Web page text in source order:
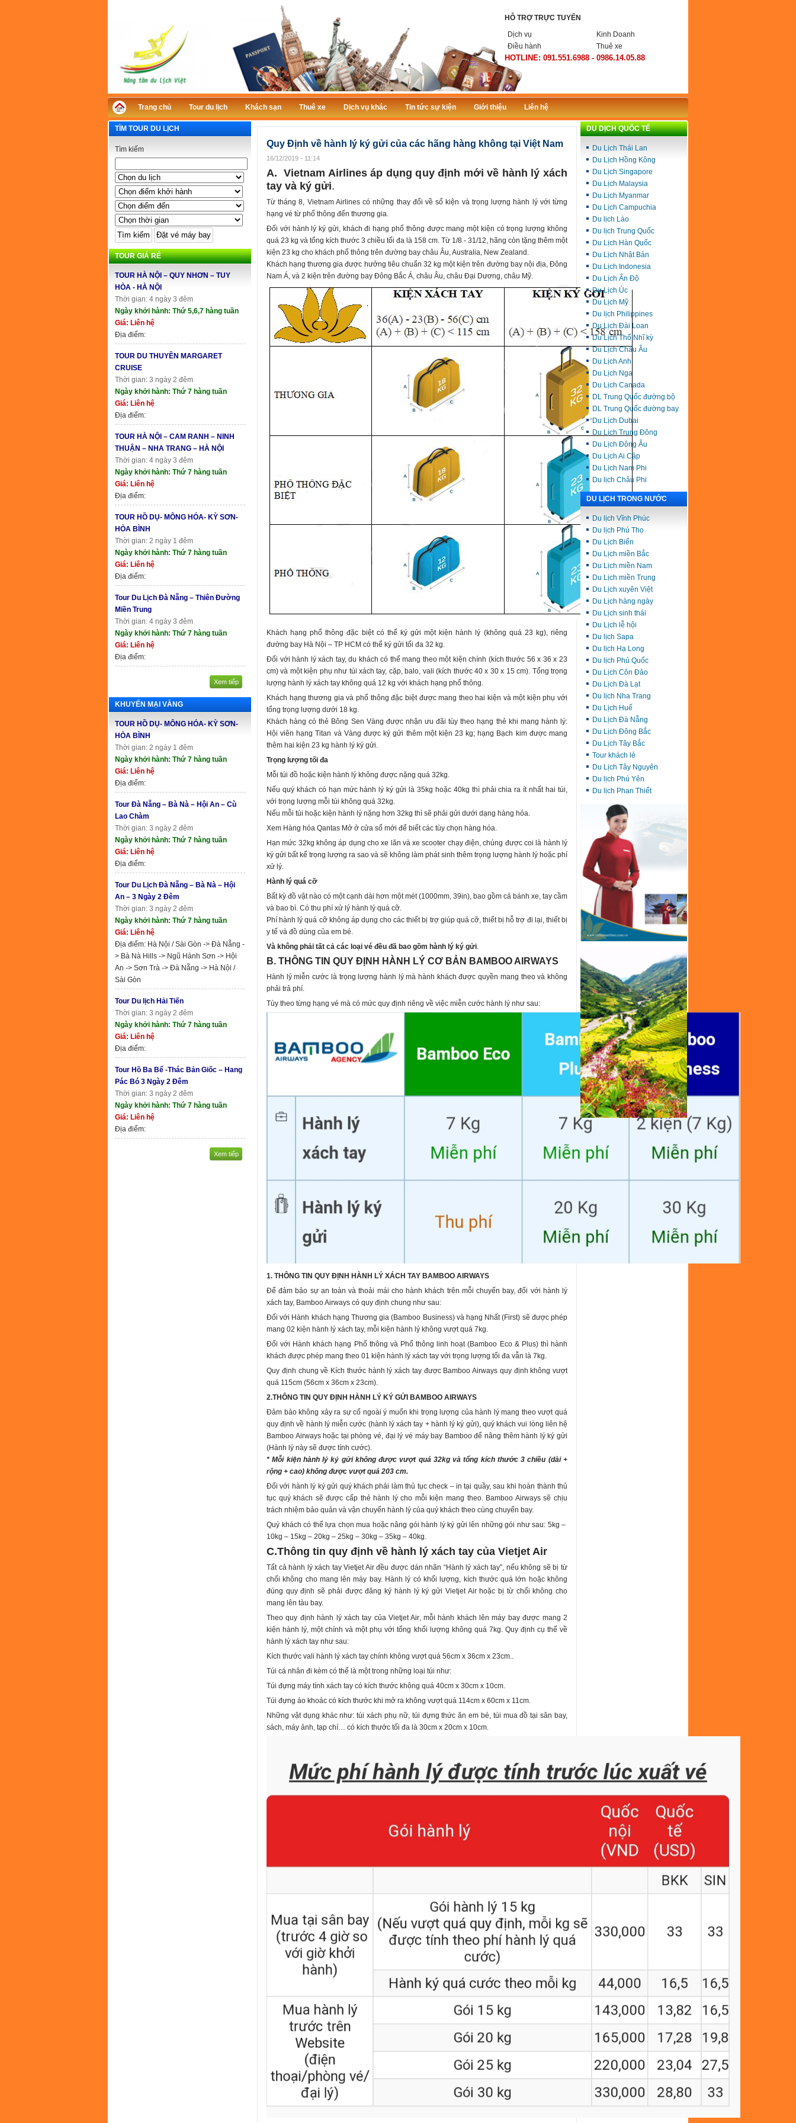
HỖ TRỢ TRỰC TUYẾN
Dịch vụ
Kinh Doanh
Điều hành
Thuê xe
HOTLINE: 091.551.6988 - 0986.14.05.88
Trang chủ Tour du lịch Khách sạn Thuê xe Dịch vụ khác Tin tức sự kiện Giới thiệu Liên hệ
TÌM TOUR DU LỊCH
Tìm kiếm
TOUR GIÁ RẺ
TOUR HÀ NỘI – QUY NHƠN – TUY
HÒA - HÀ NỘI
Thời gian: 4 ngày 3 đêm
Ngày khởi hành: Thứ 5,6,7 hàng tuần
Giá: Liên hệ
Địa điểm:
TOUR DU THUYỀN MARGARET
CRUISE
Thời gian: 3 ngày 2 đêm
Ngày khởi hành: Thứ 7 hàng tuần
Giá: Liên hệ
Địa điểm:
TOUR HÀ NỘI – CAM RANH – NINH
THUẬN – NHA TRANG – HÀ NỘI
Thời gian: 4 ngày 3 đêm
Ngày khởi hành: Thứ 7 hàng tuần
Giá: Liên hệ
Địa điểm:
TOUR HỒ DỤ- MÔNG HÓA- KỲ SƠN-
HÒA BÌNH
Thời gian: 2 ngày 1 đêm
Ngày khởi hành: Thứ 7 hàng tuần
Giá: Liên hệ
Địa điểm:
Tour Du Lịch Đà Nẵng – Thiên Đường
Miền Trung
Thời gian: 4 ngày 3 đêm
Ngày khởi hành: Thứ 7 hàng tuần
Giá: Liên hệ
Địa điểm:
Xem tiếp
KHUYẾN MẠI VÀNG
TOUR HỒ DỤ- MÔNG HÓA- KỲ SƠN-
HÒA BÌNH
Thời gian: 2 ngày 1 đêm
Ngày khởi hành: Thứ 7 hàng tuần
Giá: Liên hệ
Địa điểm:
Tour Đà Nẵng – Bà Nà – Hội An – Cù
Lao Chàm
Thời gian: 3 ngày 2 đêm
Ngày khởi hành: Thứ 7 hàng tuần
Giá: Liên hệ
Địa điểm:
Tour Du Lịch Đà Nẵng – Bà Nà – Hội
An – 3 Ngày 2 Đêm
Thời gian: 3 ngày 2 đêm
Ngày khởi hành: Thứ 7 hàng tuần
Giá: Liên hệ
Địa điểm: Hà Nội / Sài Gòn -> Đà Nẵng -
> Bà Nà Hills -> Ngũ Hành Sơn -> Hội
An -> Sơn Trà -> Đà Nẵng -> Hà Nội /
Sài Gòn
Tour Du lịch Hải Tiến
Thời gian: 3 ngày 2 đêm
Ngày khởi hành: Thứ 7 hàng tuần
Giá: Liên hệ
Địa điểm:
Tour Hồ Ba Bể -Thác Bản Giốc – Hang
Pác Bó 3 Ngày 2 Đêm
Thời gian: 3 ngày 2 đêm
Ngày khởi hành: Thứ 7 hàng tuần
Giá: Liên hệ
Địa điểm:
Xem tiếp
Quy Định về hành lý ký gửi của các hãng hàng không tại Việt Nam
16/12/2019 - 11:14
A. Vietnam Airlines áp dụng quy định mới về hành lý xách
tay và ký gửi.
Từ tháng 8, Vietnam Airlines có những thay đổi về số kiện và trọng lượng hành lý với từng
hạng vé từ phổ thông đến thương gia.
Đối với hành lý ký gửi, khách đi hạng phổ thông được mang một kiện có trọng lượng không
quá 23 kg và tổng kích thước 3 chiều tối đa là 158 cm. Từ 1/8 - 31/12, hãng còn tặng thêm một
kiện 23 kg cho khách phổ thông trên đường bay châu Âu, Australia, New Zealand.
Khách hạng thương gia được hưởng tiêu chuẩn 32 kg một kiện trên đường bay nội địa, Đông
Nam Á, và 2 kiện trên đường bay Đông Bắc Á, châu Âu, châu Đại Dương, châu Mỹ.
Khách hạng phổ thông đặc biệt có thể ký gửi một kiện hành lý (không quá 23 kg), riêng
đường bay Hà Nội – TP HCM có thể ký gửi tối đa 32 kg.
Đối với hành lý xách tay, du khách có thể mang theo một kiện chính (kích thước 56 x 36 x 23
cm) và một kiện phụ như túi xách tay, cặp, balo, vali (kích thước 40 x 30 x 15 cm). Tổng trọng
lượng hành lý xách tay không quá 12 kg với khách hạng phổ thông.
Khách hạng thương gia và phổ thông đặc biệt được mang theo hai kiện và một kiện phụ với
tổng trọng lượng dưới 18 kg.
Khách hàng có thẻ Bông Sen Vàng được nhận ưu đãi tùy theo hạng thẻ khi mang hành lý:
Hội viên hạng Titan và Vàng được ký gửi thêm một kiện 23 kg; hạng Bạch kim được mang
thêm hai kiện 23 kg hành lý ký gửi.
Trọng lượng tối đa
Mỗi túi đồ hoặc kiện hành lý không được nặng quá 32kg.
Nếu quý khách có hạn mức hành lý ký gửi là 35kg hoặc 40kg thì phải chia ra ít nhất hai túi,
với trọng lượng mỗi túi không quá 32kg.
Nếu mỗi túi hoặc kiện hành lý nặng hơn 32kg thì sẽ phải gửi dưới dạng hàng hóa.
Xem Hàng hóa Qantas Mở ở cửa sổ mới để biết các tùy chọn hàng hóa.
Hạn mức 32kg không áp dụng cho xe lăn và xe scooter chạy điện, chúng được coi là hành lý
ký gửi bất kể trọng lượng ra sao và sẽ không làm phát sinh thêm trọng lượng hành lý hoặc phí
xử lý.
Hành lý quá cỡ
Bất kỳ đồ vật nào có một cạnh dài hơn một mét (1000mm, 39in), bao gồm cả bánh xe, tay cầm
và bao bì. Có thu phí xử lý hành lý quá cỡ.
Phí hành lý quá cỡ không áp dụng cho các thiết bị trợ giúp quá cỡ, thiết bị hỗ trợ đi lại, thiết bị
y tế và đồ dùng của em bé.
Và không phải tất cả các loại vé đều đã bao gồm hành lý ký gửi
B. THÔNG TIN QUY ĐỊNH HÀNH LÝ CƠ BẢN BAMBOO AIRWAYS
Hành lý miễn cước là trọng lượng hành lý mà hành khách được quyền mang theo và không
phải trả phí.
Tùy theo từng hạng vé mà có mức quy định riêng về việc miễn cước hành lý như sau:
1. THÔNG TIN QUY ĐỊNH HÀNH LÝ XÁCH TAY BAMBOO AIRWAYS
Để đảm bảo sự an toàn và thoải mái cho hành khách trên mỗi chuyến bay, đối với hành lý
xách tay, Bamboo Airways có quy định chung như sau:
Đối với Hành khách hạng Thương gia (Bamboo Business) và hạng Nhất (First) sẽ được phép
mang 02 kiện hành lý xách tay, mỗi kiện hành lý không vượt quá 7kg.
Đối với Hành khách hạng Phổ thông và Phổ thông linh hoạt (Bamboo Eco & Plus) thì hành
khách được phép mang theo 01 kiện hành lý xách tay với trọng lượng tối đa vẫn là 7kg.
Quy định chung về Kích thước hành lý xách tay được Bamboo Airways quy định không vượt
quá 115cm (56cm x 36cm x 23cm).
2.THÔNG TIN QUY ĐỊNH HÀNH LÝ KÝ GỬI BAMBOO AIRWAYS
Đảm bảo không xảy ra sự cố ngoài ý muốn khi trọng lượng của hành lý mang theo vượt quá
quy định về hành lý miễn cước (hành lý xách tay + hành lý ký gửi), quý khách vui lòng liên hệ
Bamboo Airways hoặc tại phòng vé, đại lý vé máy bay Bamboo để nâng thêm hành lý ký gửi
(Hành lý này sẽ được tính cước).
* Mỗi kiện hành lý ký gửi không được vượt quá 32kg và tổng kích thước 3 chiều (dài +
rộng + cao) không được vượt quá 203 cm.
Đối với hành lý ký gửi quý khách phải làm thủ tục check – in tại quầy, sau khi hoàn thành thủ
tục quý khách sẽ được cấp thẻ hành lý cho mỗi kiện mang theo. Bamboo Airways sẽ chịu
trách nhiệm bảo quản và vận chuyển hành lý của quý khách theo cùng chuyến bay.
Quý khách có thể lựa chọn mua hoặc nâng gói hành lý ký gửi lên những gói như sau: 5kg –
10kg – 15kg – 20kg – 25kg – 30kg – 35kg – 40kg.
C.Thông tin quy định về hành lý xách tay của Vietjet Air
Tất cả hành lý xách tay Vietjet Air đều được dán nhãn “Hành lý xách tay”, nếu không sẽ bị từ
chối không cho mang lên máy bay. Hành lý có khối lượng, kích thước quá lớn hoặc không
đúng quy định sẽ phải được đăng ký hành lý ký gửi Vietjet Air hoặc bị từ chối không cho
mang lên tàu bay.
Theo quy định hành lý xách tay của Vietjet Air, mỗi hành khách lên máy bay được mang 2
kiện hành lý, một chính và một phụ với tổng khối lượng không quá 7kg. Quy định cụ thể về
hành lý xách tay như sau:
Kích thước vali hành lý xách tay chính không vượt quá 56cm x 36cm x 23cm..
Túi cá nhân đi kèm có thể là một trong những loại túi như:
Túi đựng máy tính xách tay có kích thước không quá 40cm x 30cm x 10cm.
Túi đựng áo khoác có kích thước khi mở ra không vượt quá 114cm x 60cm x 11cm.
Những vật dụng khác như: túi xách phụ nữ, túi đựng thức ăn em bé, túi mua đồ tại sân bay,
sách, máy ảnh, tạp chí… có kích thước tối đa là 30cm x 20cm x 10cm.
DU DỊCH QUỐC TẾ
Du Lịch Thái Lan
Du Lịch Hồng Kông
Du Lịch Singapore
Du Lịch Malaysia
Du Lịch Myanmar
Du Lịch Campuchia
Du lịch Lào
Du lịch Trung Quốc
Du Lịch Hàn Quốc
Du Lịch Nhật Bản
Du Lịch Indonesia
Du Lịch Ấn Độ
Du Lịch Úc
Du Lịch Mỹ
Du lịch Philippines
Du Lịch Đài Loan
Du Lịch Thổ Nhĩ kỳ
Du Lịch Châu Âu
Du Lịch Anh
Du Lịch Nga
Du Lịch Canada
DL Trung Quốc đường bộ
DL Trung Quốc đường bay
Du Lịch Dubai
Du Lịch Trung Đông
Du Lịch Đông Âu
Du Lịch Ai Cập
Du Lịch Nam Phi
Du lịch Châu Phi
DU LỊCH TRONG NƯỚC
Du lịch Vĩnh Phúc
Du lịch Phú Thọ
Du Lịch Biển
Du Lịch miền Bắc
Du Lịch miền Nam
Du Lịch miền Trung
Du Lịch xuyên Việt
Du Lịch hàng ngày
Du Lịch sinh thái
Du Lịch lễ hội
Du lịch Sapa
Du lịch Hạ Long
Du lịch Phú Quốc
Du Lịch Côn Đảo
Du Lịch Đà Lạt
Du lịch Nha Trang
Du Lịch Huế
Du Lịch Đà Nẵng
Du Lịch Đông Bắc
Du Lịch Tây Bắc
Tour khách lẻ
Du Lịch Tây Nguyên
Du lịch Phú Yên
Du lịch Phan Thiết